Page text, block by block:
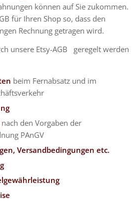
können auf Sie zukommen.
für Ihren Shop so, dass den
Rechnung getragen wird.
unsere Etsy-AGB geregelt werden
beim Fernabsatz und im
nach den Vorgaben der
PAnGV
Versandbedingungen etc.